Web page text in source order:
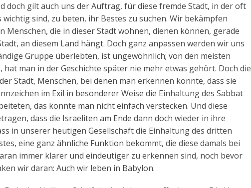
doch gilt auch uns der Auftrag, für diese fremde Stadt, in der oft
sind, zu beten, ihr Bestes zu suchen. Wir bekämpfen
die in dieser Stadt wohnen, dienen können, gerade
an diesem Land hängt. Doch ganz anpassen werden wir uns
Gruppe überlebten, ist ungewöhnlich; von den meisten
man in der Geschichte später nie mehr etwas gehört. Doch die
Stadt, Menschen, bei denen man erkennen konnte, dass sie
im Exil in besonderer Weise die Einhaltung des Sabbat
das konnte man nicht einfach verstecken. Und diese
dass die Israeliten am Ende dann doch wieder in ihre
in unserer heutigen Gesellschaft die Einhaltung des dritten
eine ganz ähnliche Funktion bekommt, die diese damals bei
immer klarer und eindeutiger zu erkennen sind, noch bevor
wir daran: Auch wir leben in Babylon.